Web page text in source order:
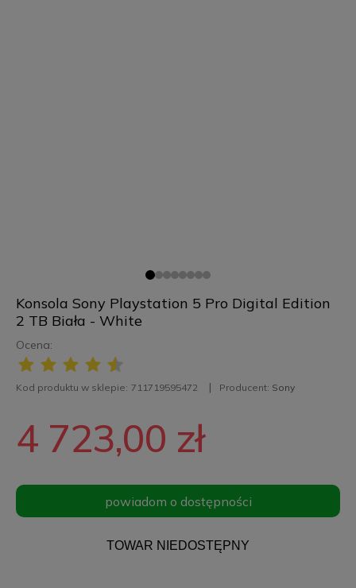
Konsola Sony Playstation 5 Pro Digital Edition
2 TB Biała - White
Ocena:
Kod produktu w sklepie: 711719595472 Producent: Sony
4 723,00 zł
powiadom o dostępności
TOWAR NIEDOSTĘPNY